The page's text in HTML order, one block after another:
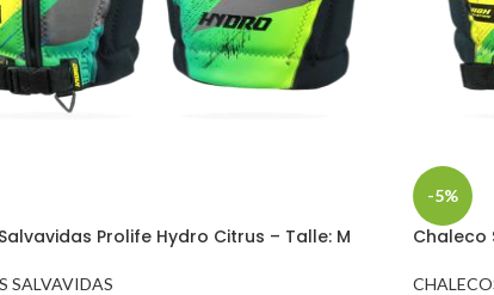
Prolife Hydro Citrus – Talle: M
SALVAVIDAS
-5%
Chaleco